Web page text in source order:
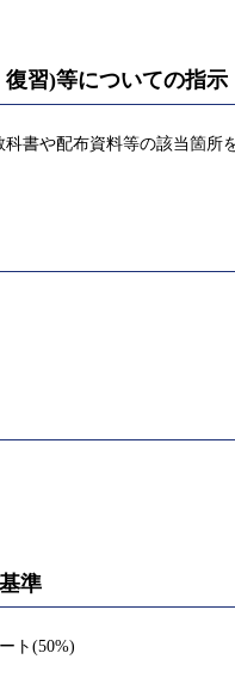
習)等についての指示
書や配布資料等の該当箇所
準
ト(50%)